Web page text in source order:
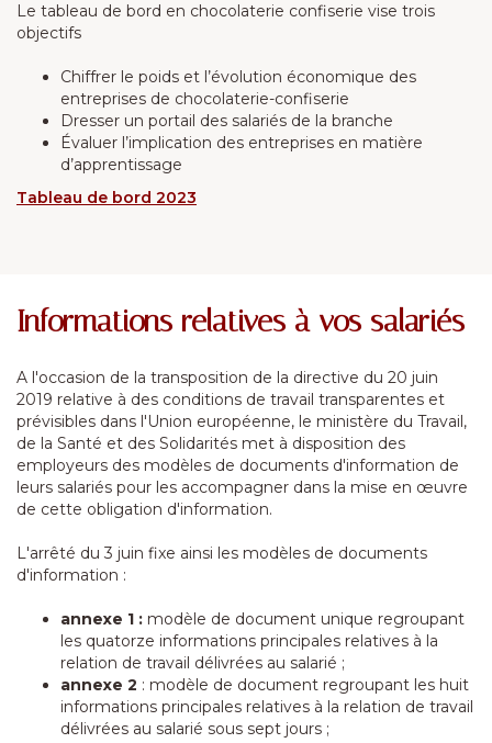
Le tableau de bord en chocolaterie confiserie vise trois
objectifs
Chiffrer le poids et l’évolution économique des
entreprises de chocolaterie-confiserie
Dresser un portail des salariés de la branche
Évaluer l’implication des entreprises en matière
d’apprentissage
Tableau de bord 2023
Informations relatives à vos salariés
A l'occasion de la transposition de la directive du 20 juin
2019 relative à des conditions de travail transparentes et
prévisibles dans l'Union européenne, le ministère du Travail,
de la Santé et des Solidarités met à disposition des
employeurs des modèles de documents d'information de
leurs salariés pour les accompagner dans la mise en œuvre
de cette obligation d'information.
L'arrêté du 3 juin fixe ainsi les modèles de documents
d'information :
annexe 1 : modèle de document unique regroupant
les quatorze informations principales relatives à la
relation de travail délivrées au salarié ;
annexe 2 : modèle de document regroupant les huit
informations principales relatives à la relation de travail
délivrées au salarié sous sept jours ;